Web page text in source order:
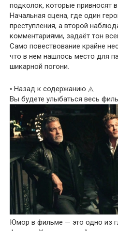
подколок, которые привносят
Начальная сцена, где один
преступления, а второй
комментариями, задаёт тон
Само повествование крайне
что в нем нашлось место для
шикарной погони.
◦ Назад к содержанию ◬
Вы будете улыбаться весь
Юмор в фильме — это одно из